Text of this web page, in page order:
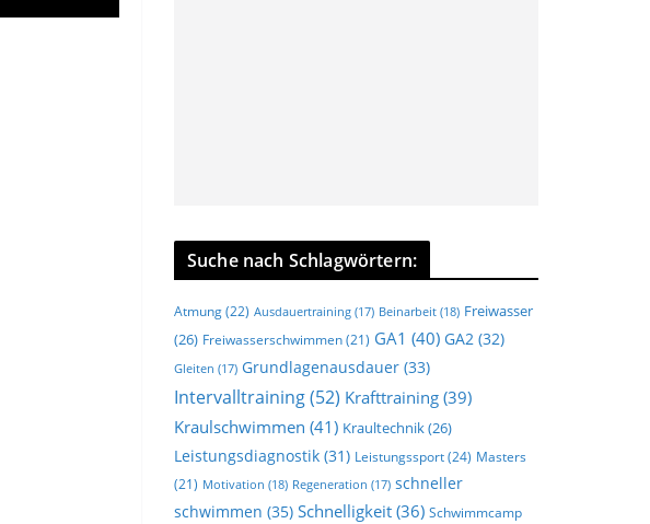
Suche nach Schlagwörtern:
Atmung(22) Ausdauertraining (17) Beinarbeit (18) Freiwasser
(26) Freiwasserschwimmen (21) GA1 (40) GA2 (32)
Gleiten (17) Grundlagenausdauer (33)
Intervalltraining(52) Krafttraining (39)
Kraulschwimmen (41) Kraultechnik(26)
Leistungsdiagnostik (31) Leistungssport(24) Masters
(21) Motivation (18) Regeneration (17) schneller
schwimmen (35) Schnelligkeit (36) Schwimmcamp